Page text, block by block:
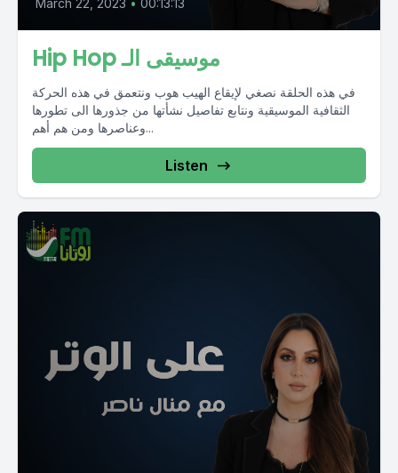
March 22, 2023 • 00:13:13
Hip Hop موسيقى الـ
في هذه الحلقة نصغي لإيقاع الهيب هوب ونتعمق في هذه الحركة
الثقافية الموسيقية ونتابع تفاصيل نشأتها من جذورها الى تطورها
وعناصرها ومن هم أهم...
Listen